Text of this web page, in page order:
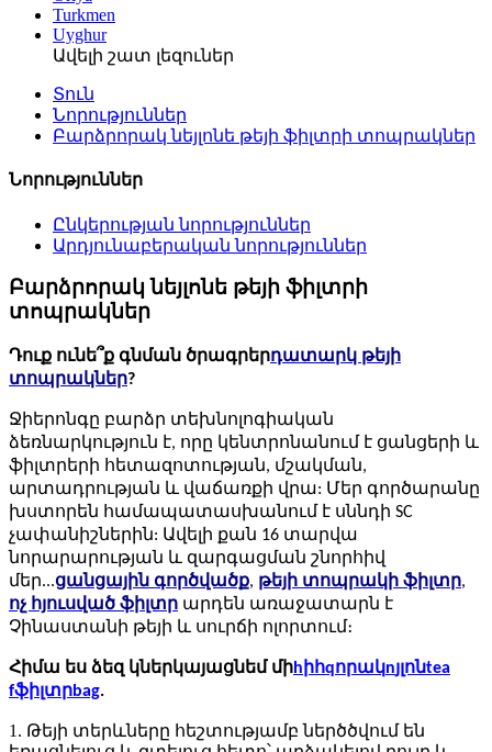
Turkmen
Uyghur
Ավելի շատ լեզուներ
Տուն
Նորություններ
Բարձրորակ նեյլոնե թեյի ֆիլտրի տոպրակներ
Նորություններ
Ընկերության նորություններ
Արդյունաբերական նորություններ
Բարձրորակ նեյլոնե թեյի ֆիլտրի
տոպրակներ
Դուք ունե՞ք գնման ծրագրերդատարկ թեյի
տոպրակներ?
Ջիերոնգը բարձր տեխնոլոգիական
ձեռնարկություն է, որը կենտրոնանում է ցանցերի և
ֆիլտրերի հետազոտության, մշակման,
արտադրության և վաճառքի վրա: Մեր գործարանը
խստորեն համապատասխանում է սննդի SC
չափանիշներին: Ավելի քան 16 տարվա
նորարարության և զարգացման շնորհիվ
մեր...ցանցային գործվածք, թեյի տոպրակի ֆիլտր,
ոչ հյուսված ֆիլտր արդեն առաջատարն է
Չինաստանի թեյի և սուրճի ոլորտում։
Հիմա ես ձեզ կներկայացնեմ միh իհqորակnյլոնtea
fֆիլտրbag.
1. Թեյի տերևները հեշտությամբ ներծծվում են